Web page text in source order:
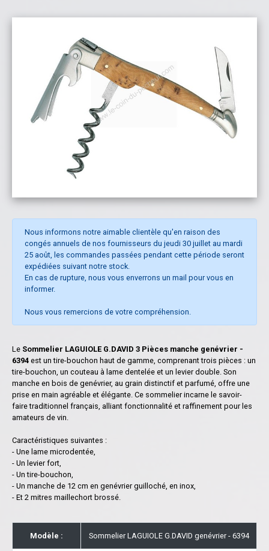
Nous informons notre aimable clientèle qu'en raison des
congés annuels de nos fournisseurs du jeudi 30 juillet au mardi
25 août, les commandes passées pendant cette période seront
expédiées suivant notre stock.
En cas de rupture, nous vous enverrons un mail pour vous en
informer.
Nous vous remercions de votre compréhension.
Le Sommelier LAGUIOLE G.DAVID 3 Pièces manche genévrier -
6394 est un tire-bouchon haut de gamme, comprenant trois pièces : un
tire-bouchon, un couteau à lame dentelée et un levier double. Son
manche en bois de genévrier, au grain distinctif et parfumé, offre une
prise en main agréable et élégante. Ce sommelier incarne le savoir-
faire traditionnel français, alliant fonctionnalité et raffinement pour les
amateurs de vin.
Caractéristiques suivantes :
- Une lame microdentée,
- Un levier fort,
- Un tire-bouchon,
- Un manche de 12 cm en genévrier guilloché, en inox,
- Et 2 mitres maillechort brossé.
Modèle : Sommelier LAGUIOLE G.DAVID genévrier - 6394